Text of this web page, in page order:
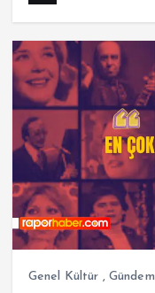
Genel Kültür , Gündem